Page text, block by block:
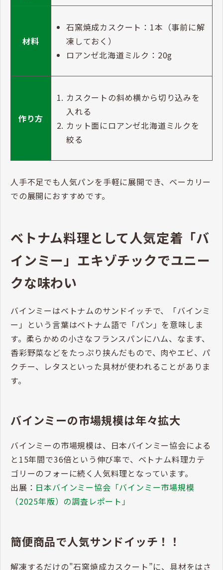
材料
石窯焼成カスクート：1本（事前に解
凍しておく）
ロアンゼ北海道ミルク：20g
作り方
カスクートの斜め横から切り込みを
入れる
カット面にロアンゼ北海道ミルクを
絞る
人手不足でも人気パンを手軽に展開でき、ベーカリー
での展開におすすめです。
ベトナム料理として人気定着「バ
インミー」エキゾチックでユニー
クな味わい
バインミーはベトナムのサンドイッチで、「バインミ
ー」という言葉はベトナム語で「パン」を意味しま
す。柔らかめの小さなフランスパンにハム、なます、
香彩野菜などをたっぷり挟んだもので、肉やエビ、パ
クチー、レタスといった具材が使われることがありま
す。
バインミーの市場規模は年々拡大
バインミーの市場規模は、日本バインミー協会による
と15年間で36倍という伸び率で、ベトナム料理カテ
ゴリーのフォーに続く人気料理となっています。
出展： 日本バインミー協会「バインミー市場規模
（2025年版）の調査レポート」
簡便商品で人気サンドイッチ！！
解凍するだけの"石窯焼成カスクート”に、具材をはさ